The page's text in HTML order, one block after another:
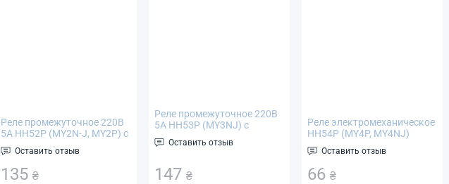
Реле промежуточное 220В
5А HH52P (MY2N-J, MY2P) с
контактной площадкой
PYF08A
Оставить отзыв
135₴
Реле промежуточное 220В
5А HH53P (МY3NJ) с
контактной площадкой
PYF11A
Оставить отзыв
147 ₴
Реле электромеханическое
HH54P (MY4P, MY4NJ)
240VAC, 5A
Оставить отзыв
66 ₴